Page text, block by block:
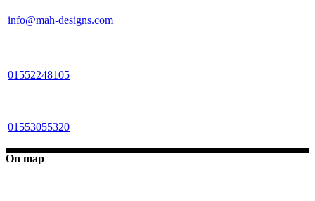
info@mah-designs.com
01552248105
01553055320
On map